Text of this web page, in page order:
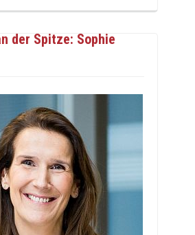
der Spitze: Sophie